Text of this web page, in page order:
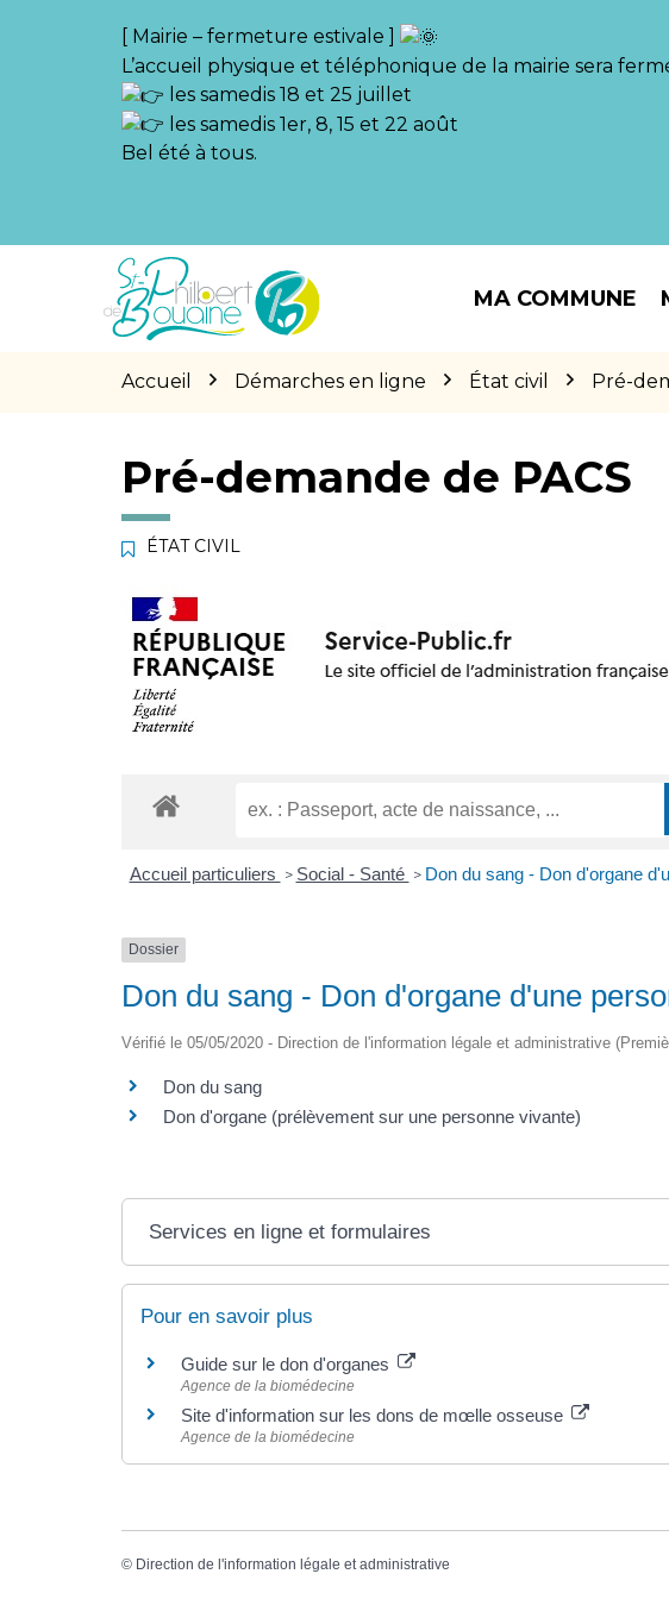
[ Mairie – fermeture estivale ]
L’accueil physique et téléphonique de la mairie sera
les samedis 18 et 25 juillet
les samedis 1er, 8, 15 et 22 août
Bel été à tous.
MA COMMUNE
Accueil Démarches en ligne État civil Pré-
Pré-demande de PACS
ÉTAT CIVIL
Accueil particuliers > Social - Santé > Don du sang - Don d'organe
Dossier
Don du sang - Don d'organe d'une
Vérifié le 05/05/2020 - Direction de l'information légale et administrative
Don du sang
Don d'organe (prélèvement sur une personne vivante)
Services en ligne et formulaires
Pour en savoir plus
Guide sur le don d'organes
Agence de la biomédecine
Site d'information sur les dons de mœlle osseuse
Agence de la biomédecine
© Direction de l'information légale et administrative